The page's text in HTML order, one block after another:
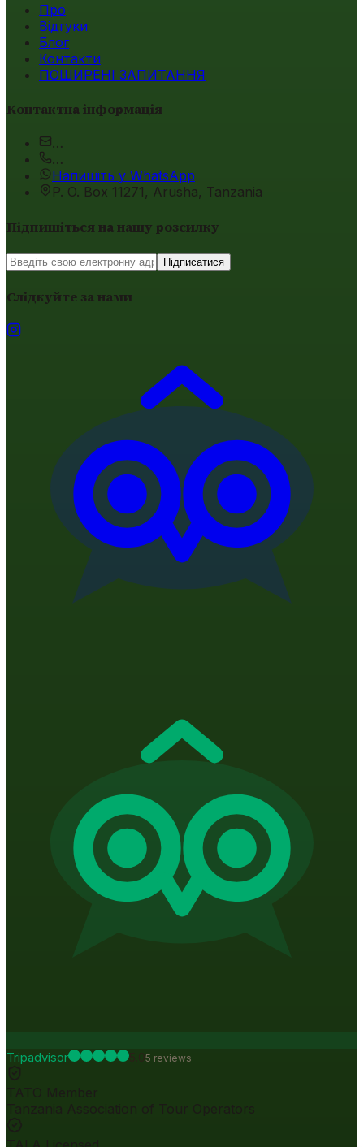
Про
Відгуки
Блог
Контакти
ПОШИРЕНІ ЗАПИТАННЯ
Контактна інформація
…
…
Напишіть у WhatsApp
P. O. Box 11271, Arusha, Tanzania
Підпишіться на нашу розсилку
Підписатися
Слідкуйте за нами
Tripadvisor 5 reviews
TATO Member
Tanzania Association of Tour Operators